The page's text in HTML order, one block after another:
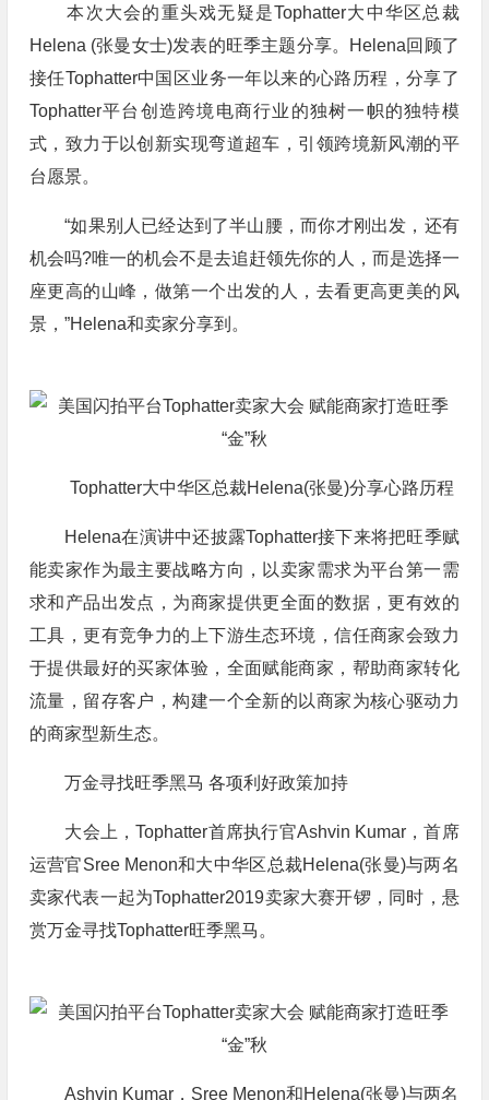
本次大会的重头戏无疑是Tophatter大中华区总裁
Helena (张曼女士)发表的旺季主题分享。Helena回顾了
接任Tophatter中国区业务一年以来的心路历程，分享了
Tophatter平台创造跨境电商行业的独树一帜的独特模
式，致力于以创新实现弯道超车，引领跨境新风潮的平
台愿景。
“如果别人已经达到了半山腰，而你才刚出发，还有
机会吗?唯一的机会不是去追赶领先你的人，而是选择一
座更高的山峰，做第一个出发的人，去看更高更美的风
景，”Helena和卖家分享到。
Tophatter大中华区总裁Helena(张曼)分享心路历程
Helena在演讲中还披露Tophatter接下来将把旺季赋
能卖家作为最主要战略方向，以卖家需求为平台第一需
求和产品出发点，为商家提供更全面的数据，更有效的
工具，更有竞争力的上下游生态环境，信任商家会致力
于提供最好的买家体验，全面赋能商家，帮助商家转化
流量，留存客户，构建一个全新的以商家为核心驱动力
的商家型新生态。
万金寻找旺季黑马 各项利好政策加持
大会上，Tophatter首席执行官Ashvin Kumar，首席
运营官Sree Menon和大中华区总裁Helena(张曼)与两名
卖家代表一起为Tophatter2019卖家大赛开锣，同时，悬
赏万金寻找Tophatter旺季黑马。
Ashvin Kumar，Sree Menon和Helena(张曼)与两名